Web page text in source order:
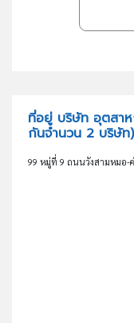
ที่อยู่ บริษัท อุตสา
กันจำนวน 2 บริษัท)
99 หมู่ที่ 9 ถนนวังสามหมอ-